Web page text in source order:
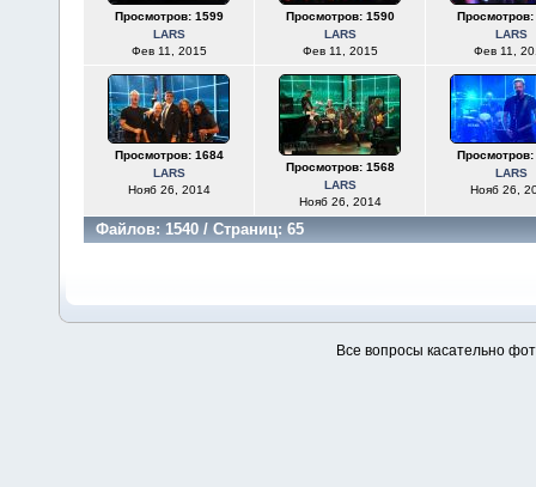
Просмотров: 1599
LARS
Фев 11, 2015
Просмотров: 1590
LARS
Фев 11, 2015
Просмотров:
LARS
Фев 11,
Просмотров: 1684
LARS
Нояб 26, 2014
Просмотров: 1568
LARS
Нояб 26, 2014
Просмотров:
LARS
Нояб 26,
Файлов: 1540 / Страниц: 65
Все вопросы касательно